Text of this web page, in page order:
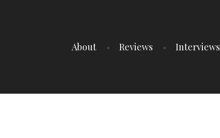
About Reviews Interviews